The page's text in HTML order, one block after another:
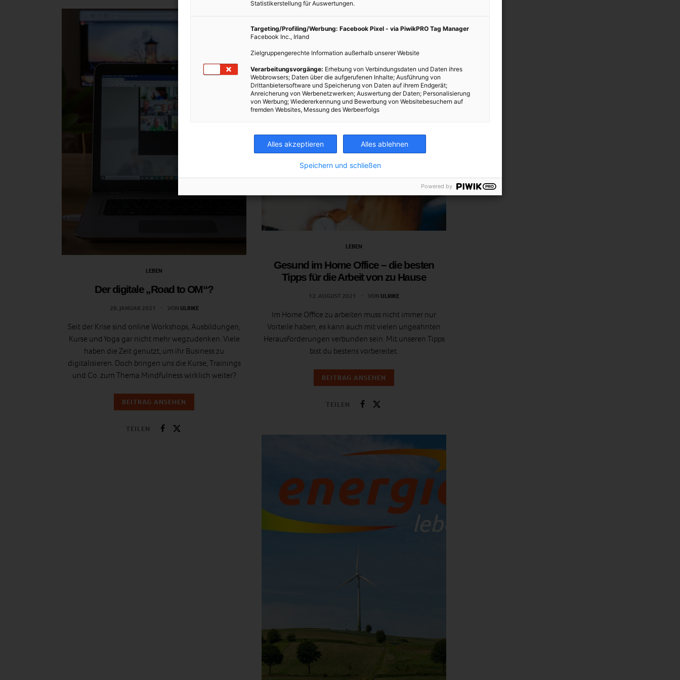
LEBEN
Der digitale „Road to OM“?
28. JANUAR 2021 VON ULRIKE
Seit der Krise sind online Workshops, Ausbildungen,
Kurse und Yoga gar nicht mehr wegzudenken. Viele
haben die Zeit genutzt, um ihr Business zu
digitalisieren. Doch bringen uns die Kurse, Trainings
und Co. zum Thema Mindfulness wirklich weiter?
BEITRAG ANSEHEN
TEILEN
LEBEN
Gesund im Home Office – die besten
Tipps für die Arbeit von zu Hause
12. AUGUST 2021 VON ULRIKE
Im Home Office zu arbeiten muss nicht immer nur
Vorteile haben, es kann auch mit vielen ungeahnten
Herausforderungen verbunden sein. Mit unseren Tipps
bist du bestens vorbereitet.
BEITRAG ANSEHEN
TEILEN
Statistikerstellung für Auswertungen.
Targeting/Profiling/Werbung: Facebook Pixel - via PiwikPRO Tag Manager
Facebook Inc., Irland
Zielgruppengerechte Information außerhalb unserer Website
Verarbeitungsvorgänge: Erhebung von Verbindungsdaten und Daten ihres
Webbrowsers; Daten über die aufgerufenen Inhalte; Ausführung von
Drittanbietersoftware und Speicherung von Daten auf ihrem Endgerät;
Anreicherung von Werbenetzwerken; Auswertung der Daten; Personalisierung
von Werbung; Wiedererkennung und Bewerbung von Websitebesuchern auf
fremden Websites, Messung des Werbeerfolgs
Alles akzeptieren Alles ablehnen
Speichern und schließen
Powered by